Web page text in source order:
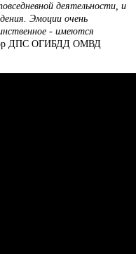
деятельности, и
Эмоции очень
- имеются
ДПС ОГИБДД ОМВД